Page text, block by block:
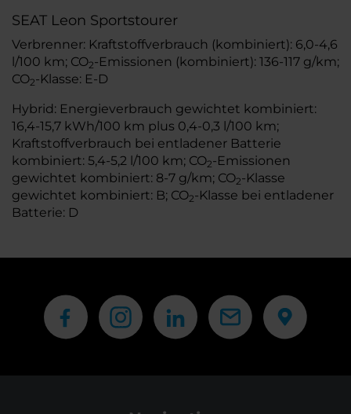
SEAT Leon Sportstourer
Verbrenner: Kraftstoffverbrauch (kombiniert): 6,0-4,6
l/100 km; CO2-Emissionen (kombiniert): 136-117 g/km;
CO2-Klasse: E-D
Hybrid: Energieverbrauch gewichtet kombiniert:
16,4-15,7 kWh/100 km plus 0,4-0,3 l/100 km;
Kraftstoffverbrauch bei entladener Batterie
kombiniert: 5,4-5,2 l/100 km; CO2-Emissionen
gewichtet kombiniert: 8-7 g/km; CO2-Klasse
gewichtet kombiniert: B; CO2-Klasse bei entladener
Batterie: D